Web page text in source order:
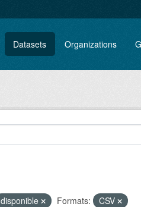
Datasets Organizations
disponible Formats: CSV